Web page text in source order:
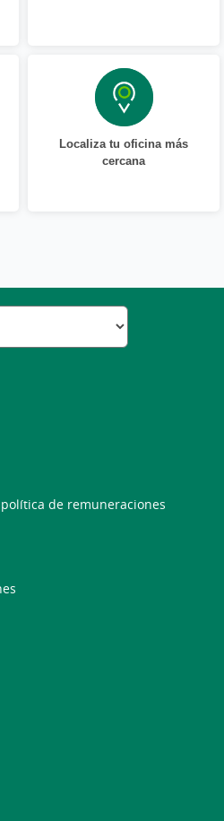
Localiza tu oficina más
cercana
de remuneraciones